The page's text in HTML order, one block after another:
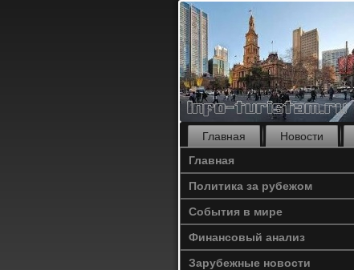
Главная Новости
Главная
Политика за рубежом
События в мире
Финансовый анализ
Зарубежные новости